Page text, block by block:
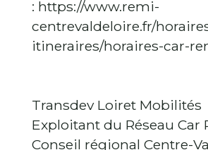
: https://www.remi-
centrevaldeloire.fr/
itineraires/horaires-car-
Transdev Loiret Mobilités
Exploitant du Réseau Car
Conseil régional Centre-